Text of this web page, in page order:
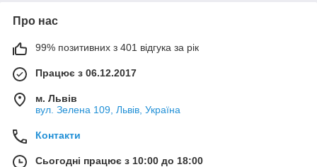
Про нас
99% позитивних з 401 відгука за рік
Працює з 06.12.2017
м. Львів
вул. Зелена 109, Львів, Україна
Контакти
Сьогодні працює з 10:00 до 18:00